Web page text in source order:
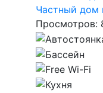
Частный дом
Просмотров: